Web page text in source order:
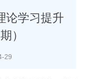
论学习提升
）
29